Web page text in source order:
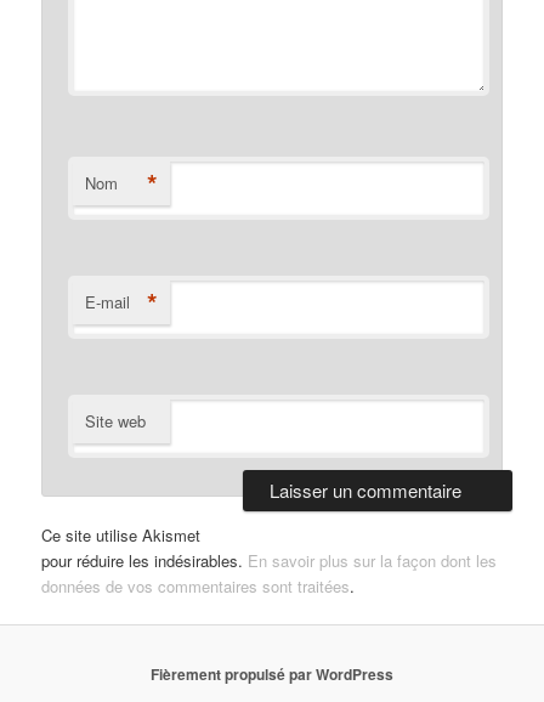
Nom *
E-mail *
Site web
Ce site utilise Akismet
pour réduire les indésirables. En savoir plus sur la façon dont les
données de vos commentaires sont traitées.
Fièrement propulsé par WordPress